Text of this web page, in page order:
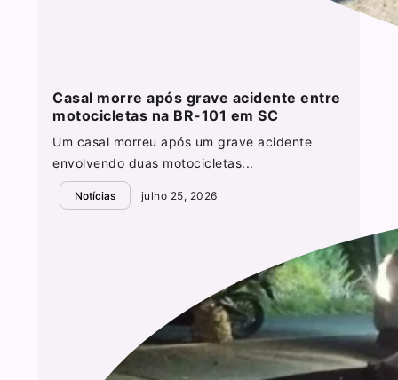
Casal morre após grave acidente entre
motocicletas na BR-101 em SC
Um casal morreu após um grave acidente
envolvendo duas motocicletas...
Notícias julho 25, 2026